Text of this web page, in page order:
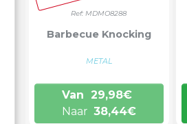
Ref: MDMO8288
Barbecue Knocking
METAL
Van 29,98€
Naar 38,44€